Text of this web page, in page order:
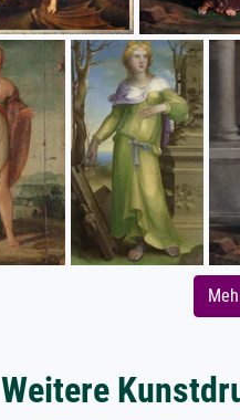
Weitere